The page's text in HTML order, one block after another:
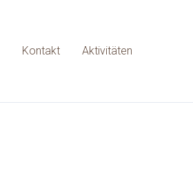
Kontakt Aktivitäten